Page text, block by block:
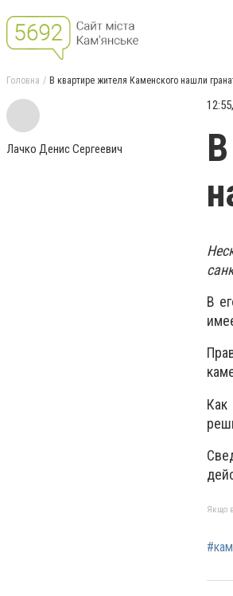
Головна В квартире жителя Каменского нашли
Лачко Денис Сергеевич
В
Якщо